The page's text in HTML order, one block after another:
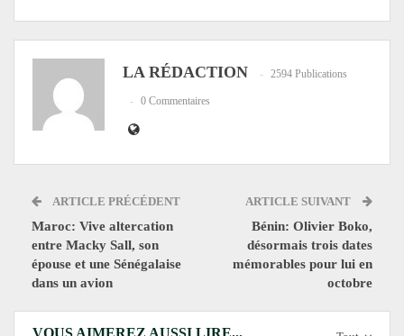
LA RÉDACTION 2594 Publications
0 Commentaires
ARTICLE PRÉCÉDENT
Maroc: Vive altercation
entre Macky Sall, son
épouse et une Sénégalaise
dans un avion
ARTICLE SUIVANT
Bénin: Olivier Boko,
désormais trois dates
mémorables pour lui en
octobre
VOUS AIMEREZ AUSSI LIRE...